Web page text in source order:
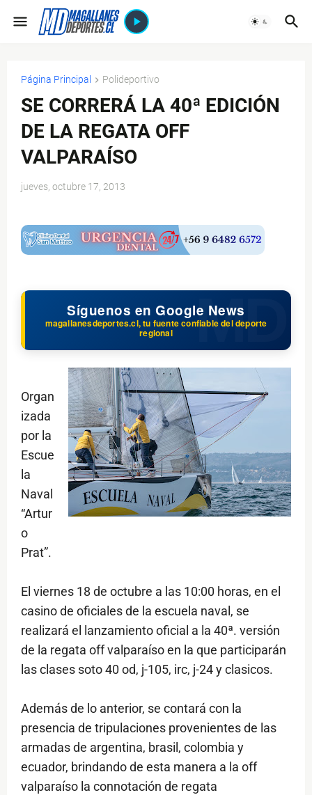
Página Principal Polideportivo
SE CORRERÁ LA 40ª EDICIÓN
DE LA REGATA OFF
VALPARAÍSO
jueves, octubre 17, 2013
Síguenos en Google News
magallanesdeportes.cl, tu fuente confiable del deporte
regional
Organ
izada
por la
Escue
la
Naval
“Artur
o
Prat”.
El viernes 18 de octubre a las 10:00 horas, en el
casino de oficiales de la escuela naval, se
realizará el lanzamiento oficial a la 40ª. versión
de la regata off valparaíso en la que participarán
las clases soto 40 od, j-105, irc, j-24 y clasicos.
Además de lo anterior, se contará con la
presencia de tripulaciones provenientes de las
armadas de argentina, brasil, colombia y
ecuador, brindando de esta manera a la off
valparaíso la connotación de regata